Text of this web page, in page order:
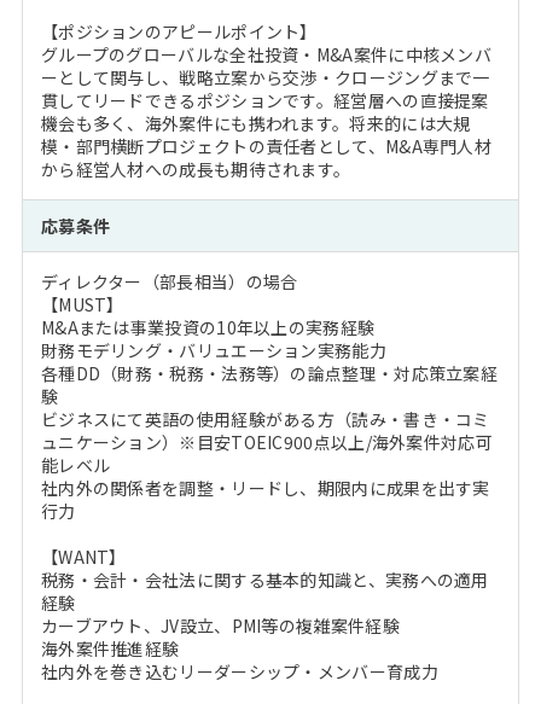
【ポジションのアピールポイント】
グループのグローバルな全社投資・M&A案件に中核メンバ
ーとして関与し、戦略立案から交渉・クロージングまで一
貫してリードできるポジションです。経営層への直接提案
機会も多く、海外案件にも携われます。将来的には大規
模・部門横断プロジェクトの責任者として、M&A専門人材
から経営人材への成長も期待されます。
応募条件
ディレクター（部長相当）の場合
【MUST】
M&Aまたは事業投資の10年以上の実務経験
財務モデリング・バリュエーション実務能力
各種DD（財務・税務・法務等）の論点整理・対応策立案経
験
ビジネスにて英語の使用経験がある方（読み・書き・コミ
ュニケーション）※目安TOEIC900点以上/海外案件対応可
能レベル
社内外の関係者を調整・リードし、期限内に成果を出す実
行力
【WANT】
税務・会計・会社法に関する基本的知識と、実務への適用
経験
カーブアウト、JV設立、PMI等の複雑案件経験
海外案件推進経験
社内外を巻き込むリーダーシップ・メンバー育成力